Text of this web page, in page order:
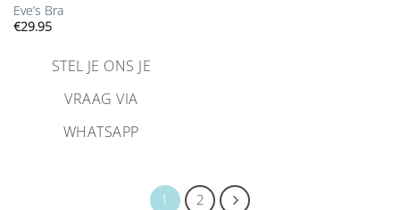
Eve’s Bra
€29.95
STEL JE ONS JE
VRAAG VIA
WHATSAPP
1 2